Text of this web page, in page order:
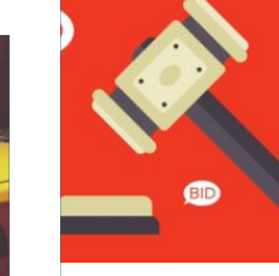
och slippa fundera över
priset i efterhand. Därför
blir valet av bolag
viktigare än man först
tror. Den som jämför
alternativ för
02 augusti
2026